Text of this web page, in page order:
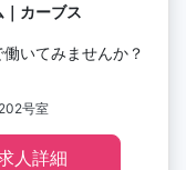
｜カーブス
いてみませんか？
号室
人詳細